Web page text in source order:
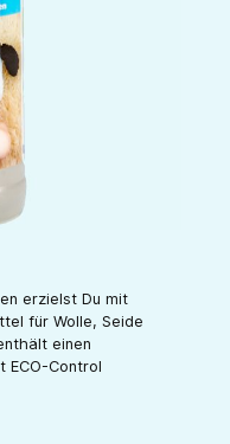
erzielst Du mit
für Wolle, Seide
einen
ECO-Control